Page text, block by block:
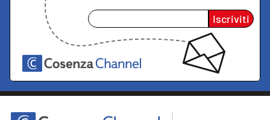
Iscriviti